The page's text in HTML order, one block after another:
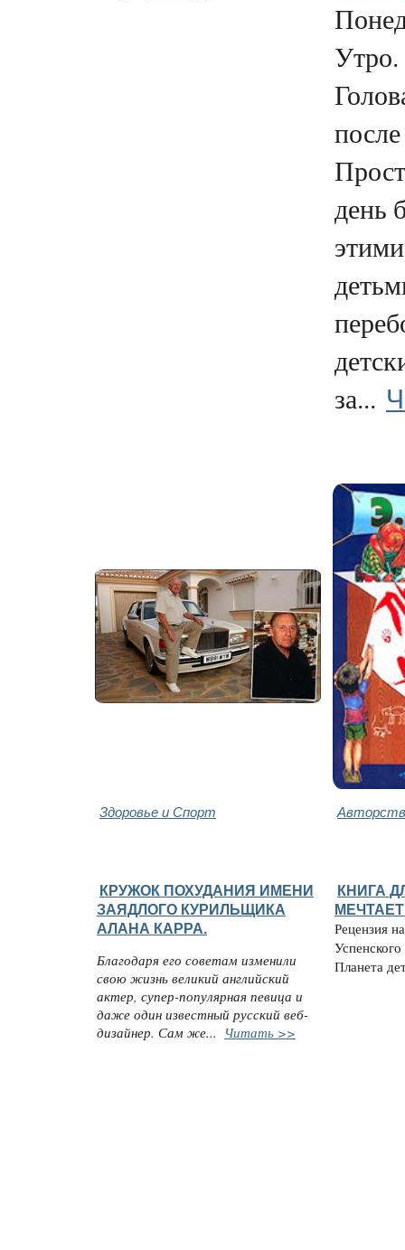
день
за...
Здоровье и Спорт
КРУЖОК ПОХУДАНИЯ ИМЕНИ
ЗАЯДЛОГО КУРИЛЬЩИКА
АЛАНА КАРРА.
Благодаря его советам изменили
свою жизнь великий английский
актер, супер-популярная певица и
даже один известный русский веб-
дизайнер. Сам же... Читать >>
КНИГА
Рецензия
Планета